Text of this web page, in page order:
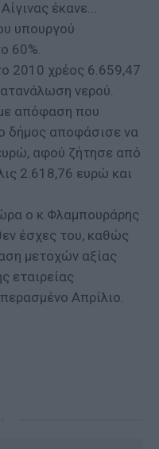
έκανε...
υπουργού
60%.
2010 χρέος 6.659,47
νερού.
απόφαση που
δήμος αποφάσισε να
αφού ζήτησε από
2.618,76 ευρώ και
ο κ.Φλαμπουράρης
έσχες του, καθώς
μετοχών αξίας
εταιρείας
Απρίλιο.